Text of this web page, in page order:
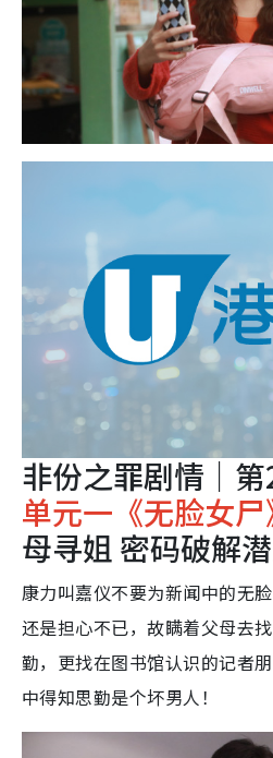
非份之罪剧情｜第
单元一《无脸女尸
母寻姐 密码破解
康力叫嘉仪不要为新闻中的无
还是担心不已，故瞒着父母去
勤，更找在图书馆认识的记者
中得知思勤是个坏男人！